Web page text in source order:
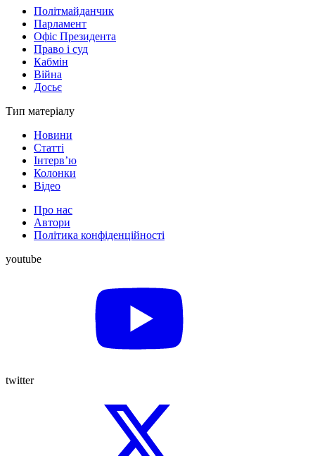
Політмайданчик
Парламент
Офіс Президента
Право і суд
Кабмін
Війна
Досьє
Тип матеріалу
Новини
Статті
Інтерв’ю
Колонки
Відео
Про нас
Автори
Політика конфіденційності
youtube
twitter